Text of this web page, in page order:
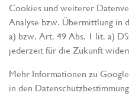
Cookies und weiterer
Analyse bzw. Übermittlung in
a) bzw. Art. 49 Abs. 1 lit. a)
jederzeit für die Zukunft
Mehr Informationen zu
in den